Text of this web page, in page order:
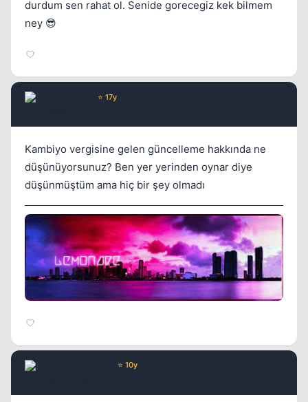
durdum sen rahat ol. Senide gorecegiz kek bilmem
ney 😎
⭐ 17y
Kambiyo vergisine gelen güncelleme hakkında ne
düşünüyorsunuz? Ben yer yerinden oynar diye
düşünmüştüm ama hiç bir şey olmadı
⭐ 10y